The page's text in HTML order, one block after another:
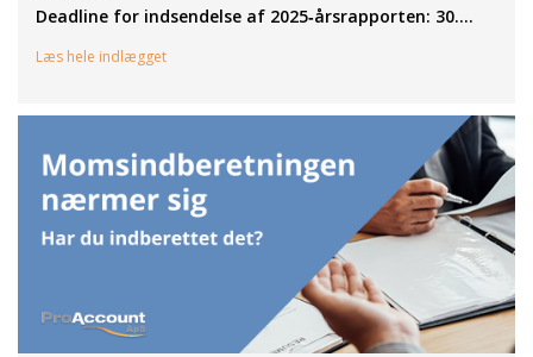
Deadline for indsendelse af 2025‑årsrapporten: 30.…
Læs hele indlægget